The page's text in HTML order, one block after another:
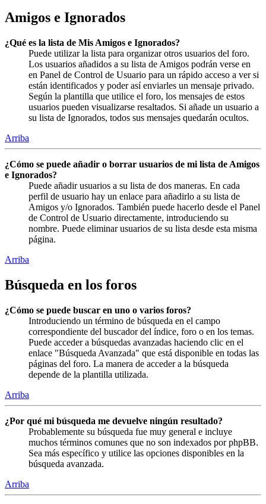
Amigos e Ignorados
¿Qué es la lista de Mis Amigos e Ignorados?
Puede utilizar la lista para organizar otros usuarios del foro.
Los usuarios añadidos a su lista de Amigos podrán verse en
en Panel de Control de Usuario para un rápido acceso a ver si
están identificados y poder así enviarles un mensaje privado.
Según la plantilla que utilice el foro, los mensajes de estos
usuarios pueden visualizarse resaltados. Si añade un usuario a
su lista de Ignorados, todos sus mensajes quedarán ocultos.
Arriba
¿Cómo se puede añadir o borrar usuarios de mi lista de Amigos
e Ignorados?
Puede añadir usuarios a su lista de dos maneras. En cada
perfil de usuario hay un enlace para añadirlo a su lista de
Amigos y/o Ignorados. También puede hacerlo desde el Panel
de Control de Usuario directamente, introduciendo su
nombre. Puede eliminar usuarios de su lista desde esta misma
página.
Arriba
Búsqueda en los foros
¿Cómo se puede buscar en uno o varios foros?
Introduciendo un término de búsqueda en el campo
correspondiente del buscador del índice, foro o en los temas.
Puede acceder a búsquedas avanzadas haciendo clic en el
enlace "Búsqueda Avanzada" que está disponible en todas las
páginas del foro. La manera de acceder a la búsqueda
depende de la plantilla utilizada.
Arriba
¿Por qué mi búsqueda me devuelve ningún resultado?
Probablemente su búsqueda fue muy general e incluye
muchos términos comunes que no son indexados por phpBB.
Sea más específico y utilice las opciones disponibles en la
búsqueda avanzada.
Arriba